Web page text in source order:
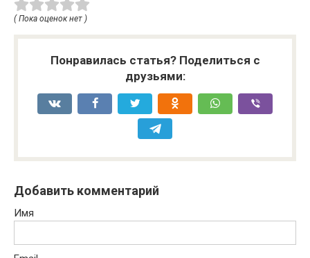
( Пока оценок нет )
Понравилась статья? Поделиться с
друзьями:
Добавить комментарий
Имя